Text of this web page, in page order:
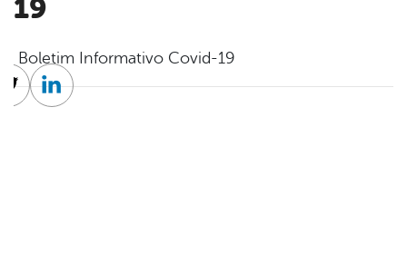
19
Boletim Informativo Covid-19
TwitterLinkedin